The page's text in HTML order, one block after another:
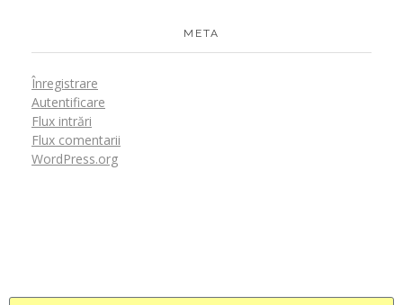
META
Înregistrare
Autentificare
Flux intrări
Flux comentarii
WordPress.org